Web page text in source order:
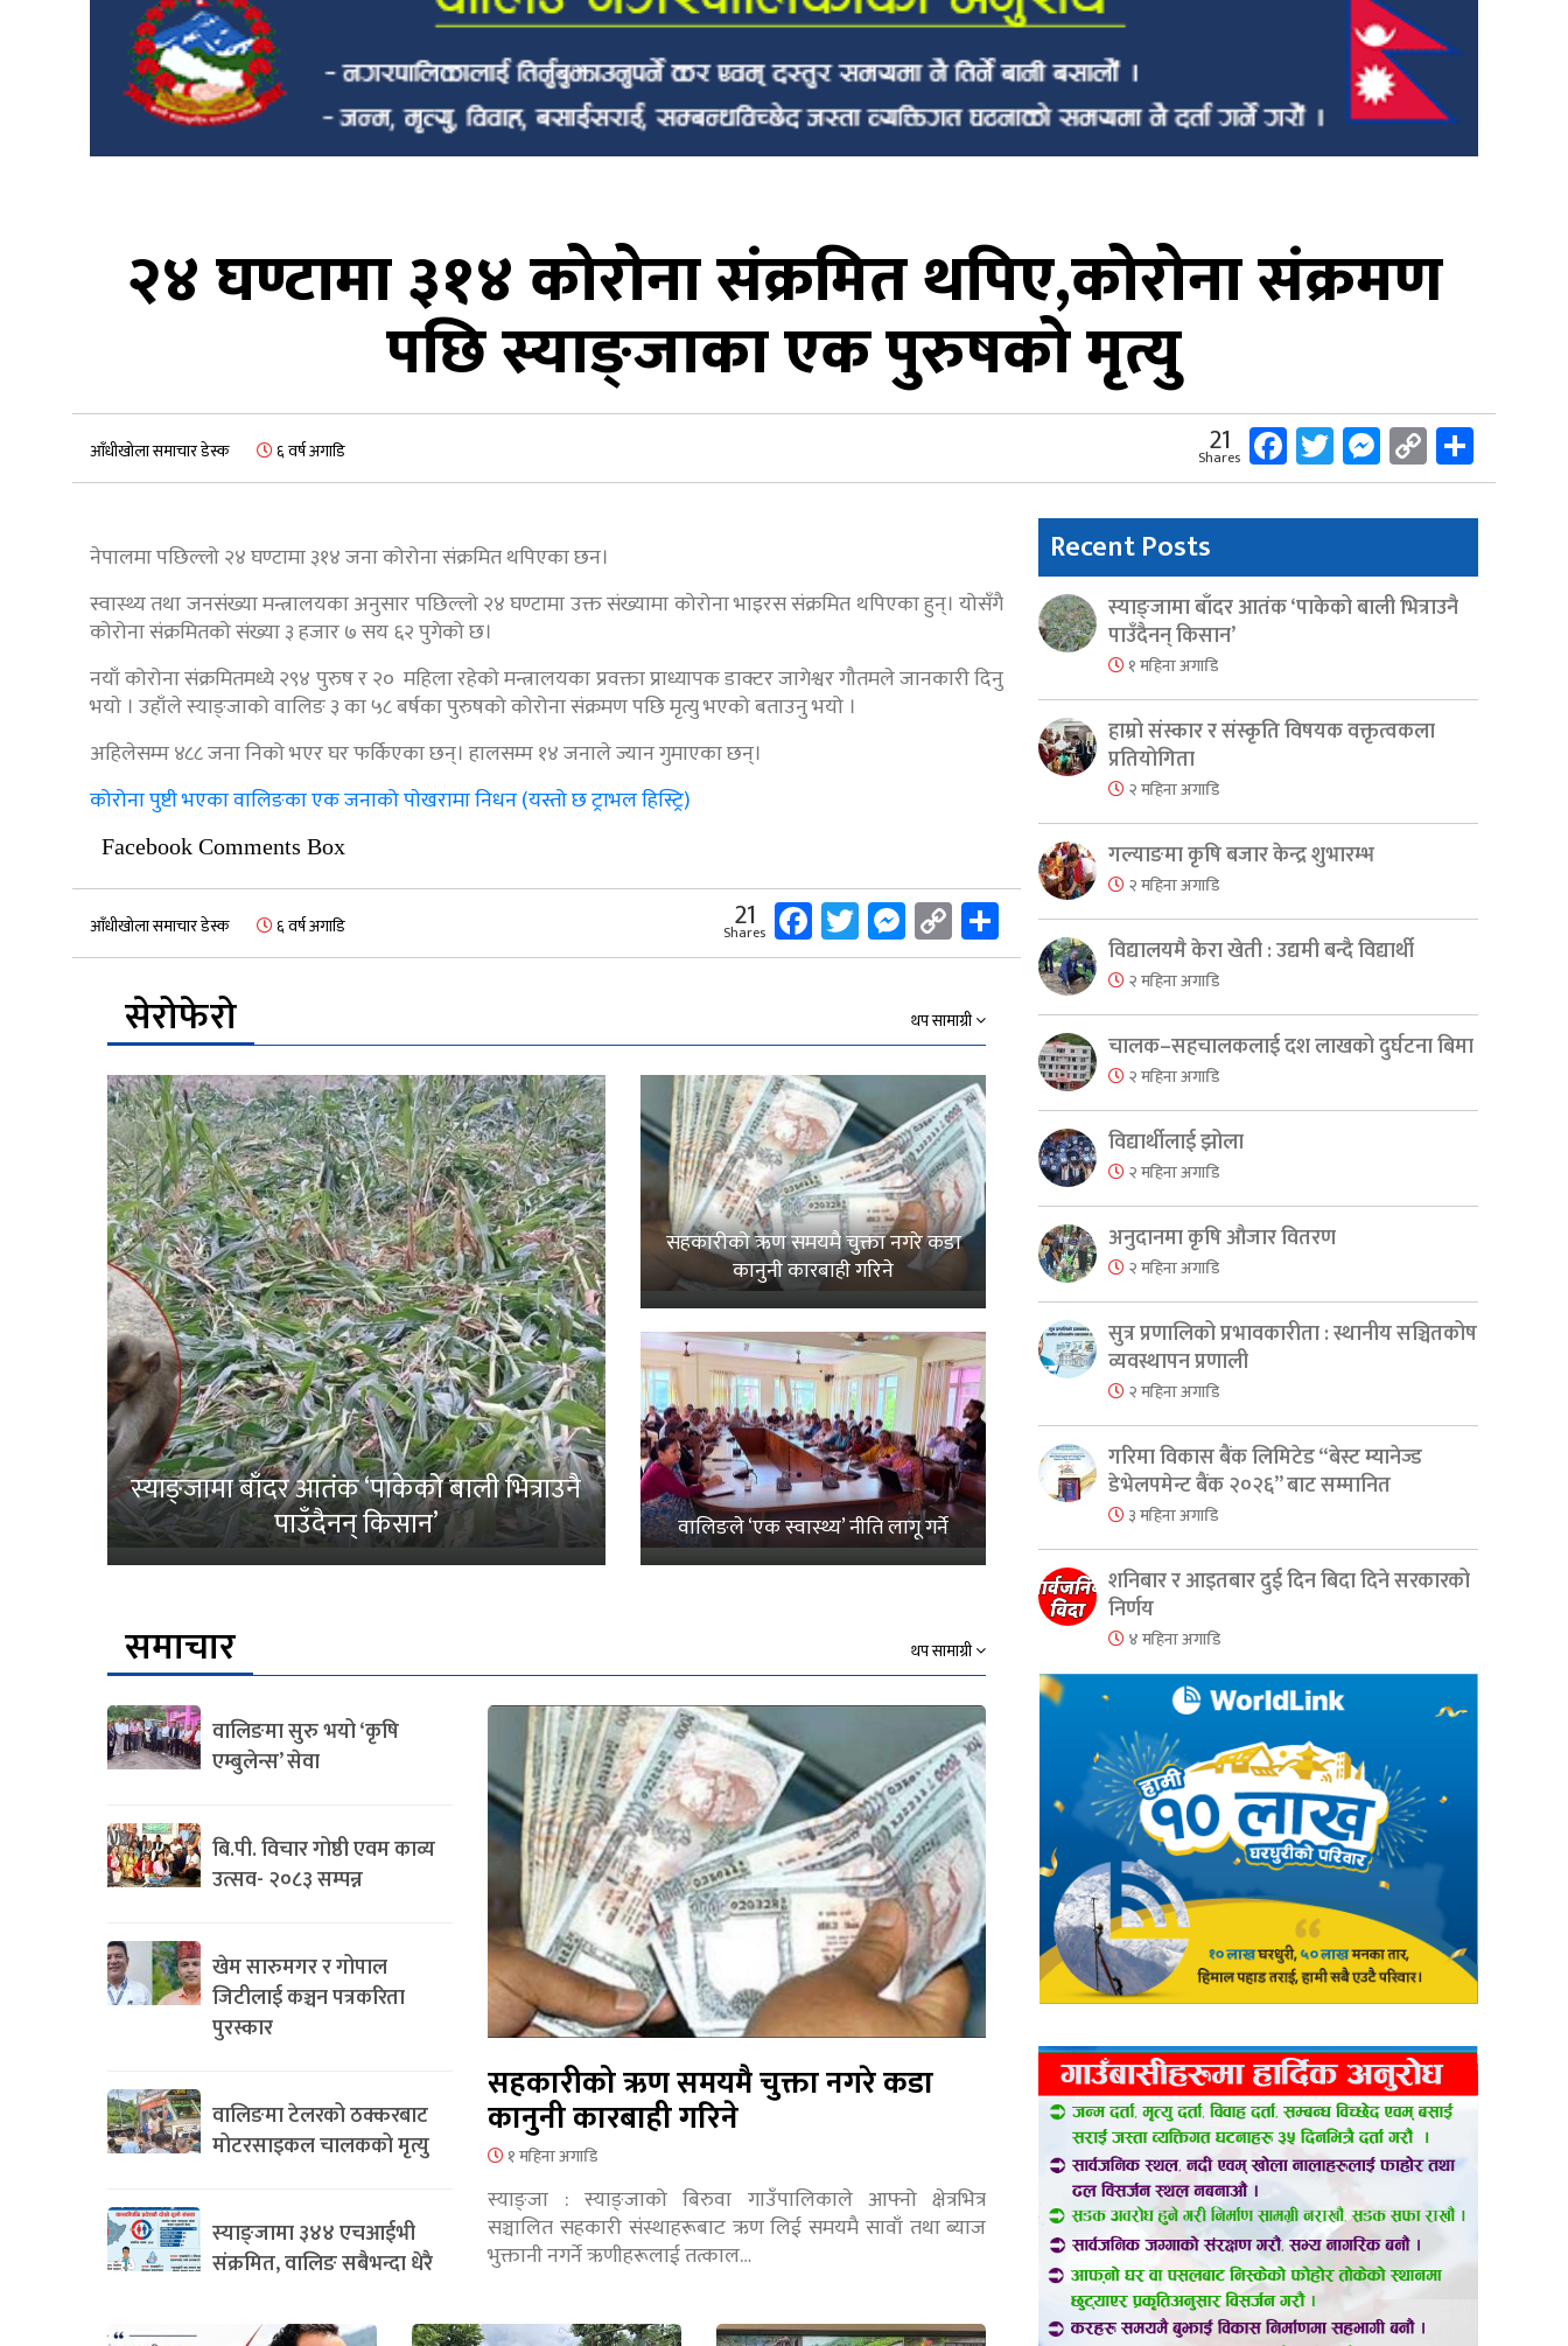
२४ घण्टामा ३१४ कोरोना संक्रमित थपिए,कोरोना संक्रमण
पछि स्याङ्जाका एक पुरुषको मृत्यु
आँधीखोला समाचार डेस्क ६ वर्ष अगाडि 21
Shares Facebook
Twitter
Messenger
Copy
Link
नेपालमा पछिल्लो २४ घण्टामा ३१४ जना कोरोना संक्रमित थपिएका छन।
स्वास्थ्य तथा जनसंख्या मन्त्रालयका अनुसार पछिल्लो २४ घण्टामा उक्त संख्यामा कोरोना भाइरस संक्रमित थपिएका हुन्। योसँगै
कोरोना संक्रमितको संख्या ३ हजार ७ सय ६२ पुगेको छ।
नयाँ कोरोना संक्रमितमध्ये २९४ पुरुष र २० महिला रहेको मन्त्रालयका प्रवक्ता प्राध्यापक डाक्टर जागेश्वर गौतमले जानकारी दिनु
भयाे । उहाँले स्याङ्जाको वालिङ ३ का ५८ बर्षका पुरुषको कोरोना संक्रमण पछि मृत्यु भएको बताउनु भयो ।
अहिलेसम्म ४८८ जना निको भएर घर फर्किएका छन्। हालसम्म १४ जनाले ज्यान गुमाएका छन्।
कोरोना पुष्टी भएका वालिङका एक जनाको पाेखरामा निधन (यस्तो छ ट्राभल हिस्ट्रि)
Facebook Comments Box
आँधीखोला समाचार डेस्क ६ वर्ष अगाडि 21
Shares Facebook
Twitter
Messenger
Copy
Link
Share
सेरोफेरो
थप सामाग्री
स्याङ्जामा बाँदर आतंक ‘पाकेको बाली भित्राउनै
पाउँदैनन् किसान’
सहकारीको ऋण समयमै चुक्ता नगरे कडा
कानुनी कारबाही गरिने
वालिङले ‘एक स्वास्थ्य’ नीति लागू गर्ने
समाचार थप सामाग्री
वालिङमा सुरु भयो ‘कृषि
एम्बुलेन्स’ सेवा
बि.पी. विचार गोष्ठी एवम काव्य
उत्सव- २०८३ सम्पन्न
खेम सारुमगर र गोपाल
जिटीलाई कञ्चन पत्रकरिता
पुरस्कार
वालिङमा टेलरको ठक्करबाट
मोटरसाइकल चालकको मृत्यु
स्याङ्जामा ३४४ एचआईभी
संक्रमित, वालिङ सबैभन्दा धेरै
सहकारीको ऋण समयमै चुक्ता नगरे कडा
कानुनी कारबाही गरिने
१ महिना अगाडि
स्याङ्जा : स्याङ्जाको बिरुवा गाउँपालिकाले आफ्नो क्षेत्रभित्र
सञ्चालित सहकारी संस्थाहरूबाट ऋण लिई समयमै सावाँ तथा ब्याज
भुक्तानी नगर्ने ऋणीहरूलाई तत्काल…
Recent Posts
स्याङ्जामा बाँदर आतंक ‘पाकेको बाली भित्राउनै
पाउँदैनन् किसान’
१ महिना अगाडि
हाम्रो संस्कार र संस्कृति विषयक वक्तृत्वकला
प्रतियोगिता
२ महिना अगाडि
गल्याङमा कृषि बजार केन्द्र शुभारम्भ
२ महिना अगाडि
विद्यालयमै केरा खेती : उद्यमी बन्दै विद्यार्थी
२ महिना अगाडि
चालक–सहचालकलाई दश लाखको दुर्घटना बिमा
२ महिना अगाडि
विद्यार्थीलाई झोला
२ महिना अगाडि
अनुदानमा कृषि औजार वितरण
२ महिना अगाडि
सुत्र प्रणालिको प्रभावकारीता : स्थानीय सञ्चितकोष
व्यवस्थापन प्रणाली
२ महिना अगाडि
गरिमा विकास बैंक लिमिटेड “बेस्ट म्यानेज्ड
डेभेलपमेन्ट बैंक २०२६” बाट सम्मानित
३ महिना अगाडि
शनिबार र आइतबार दुई दिन बिदा दिने सरकारको
निर्णय
४ महिना अगाडि